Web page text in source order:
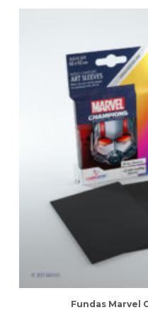
Fundas Marvel